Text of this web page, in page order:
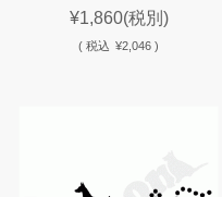
¥1,860(税別)
(税込 ¥2,046 )